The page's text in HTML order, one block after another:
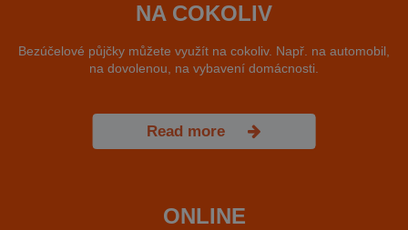
NA COKOLIV
Bezúčelové půjčky můžete využít na cokoliv. Např. na automobil,
na dovolenou, na vybavení domácnosti.
Read more
ONLINE